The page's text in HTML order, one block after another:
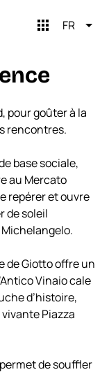
apps FR
pour goûter à la
rencontres.
base sociale,
au Mercato
repérer et ouvre
de soleil
de Giotto offre un
Vinaio cale
d’histoire,
Piazza
de souffler
commence ?